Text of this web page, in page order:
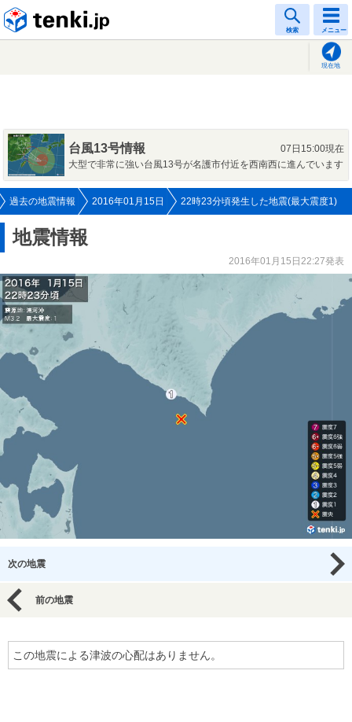
検索 メニュー
現在地
台風13号情報
07日15:00現在
大型で非常に強い台風13号が名護市付近を西南西に進んでいます
過去の地震情報 2016年01月15日 22時23分頃発生した地震(最大震度1)
地震情報
2016年01月15日22:27発表
次の地震
前の地震
この地震による津波の心配はありません。